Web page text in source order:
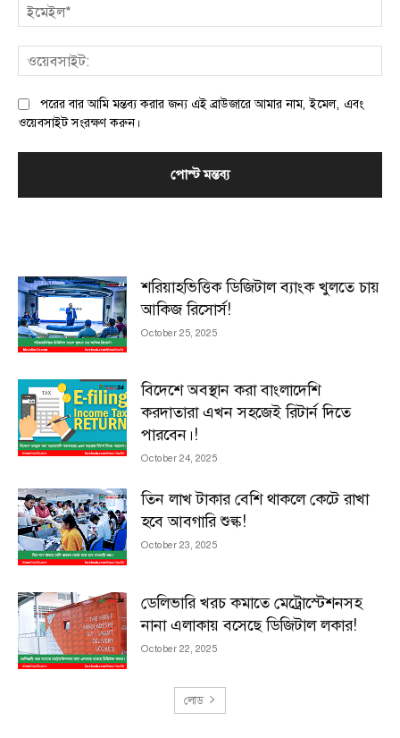
পরের বার আমি মন্তব্য করার জন্য এই ব্রাউজারে আমার নাম, ইমেল, এবং
ওয়েবসাইট সংরক্ষণ করুন।
শরিয়াহভিত্তিক ডিজিটাল ব্যাংক খুলতে চায়
আকিজ রিসোর্স!
October 25, 2025
বিদেশে অবস্থান করা বাংলাদেশি
করদাতারা এখন সহজেই রিটার্ন দিতে
পারবেন।!
October 24, 2025
তিন লাখ টাকার বেশি থাকলে কেটে রাখা
হবে আবগারি শুল্ক!
October 23, 2025
ডেলিভারি খরচ কমাতে মেট্রোস্টেশনসহ
নানা এলাকায় বসেছে ডিজিটাল লকার!
October 22, 2025
লোড